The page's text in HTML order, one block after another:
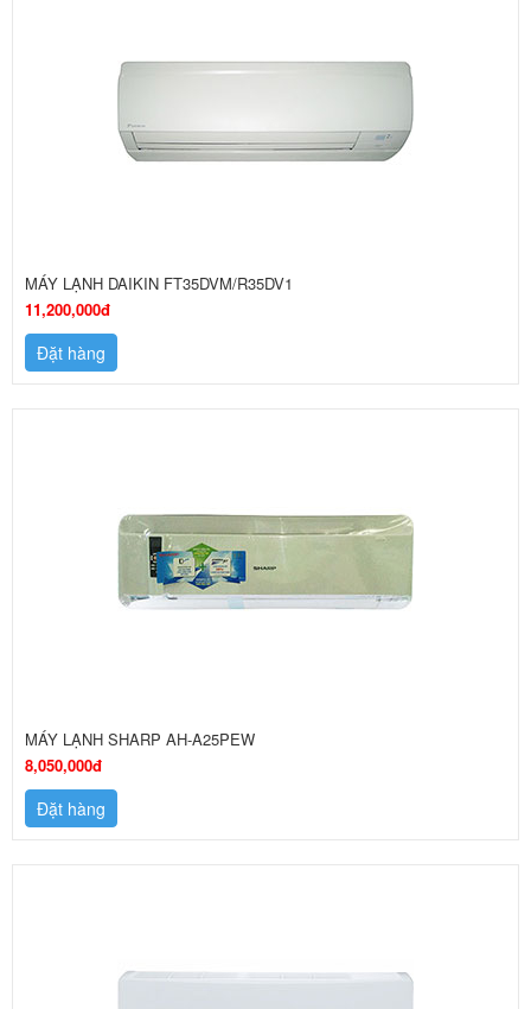
MÁY LẠNH DAIKIN FT35DVM/R35DV1
11,200,000đ
Đặt hàng
MÁY LẠNH SHARP AH-A25PEW
8,050,000đ
Đặt hàng